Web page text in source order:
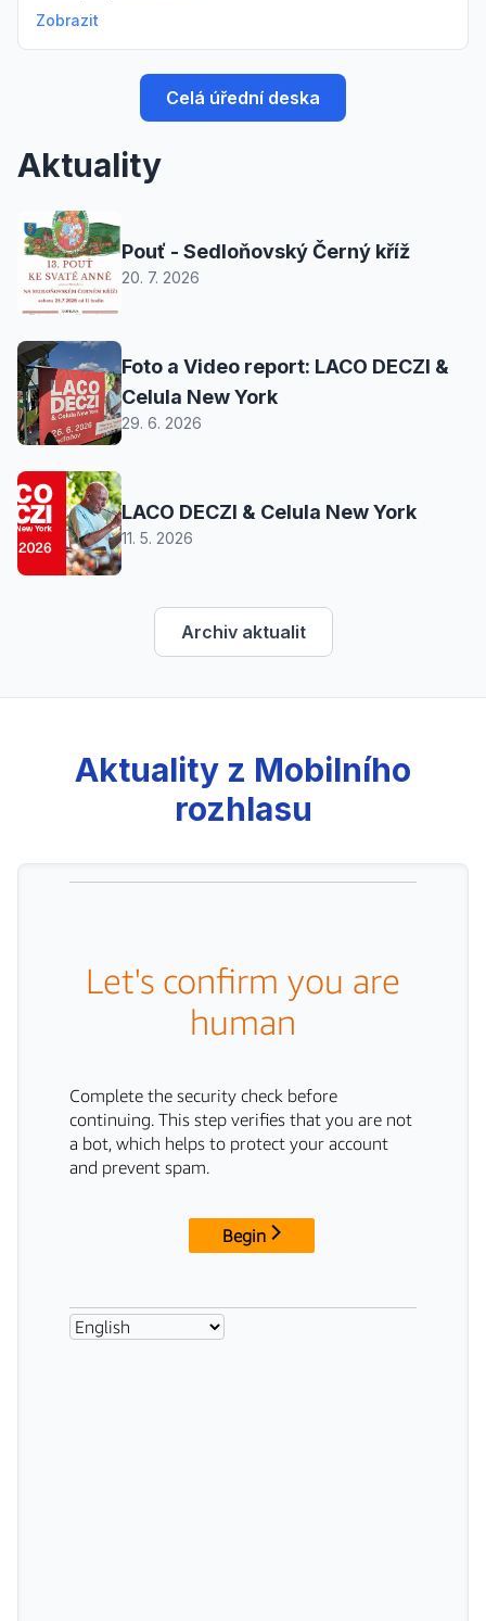
Zobrazit
Celá úřední deska
Aktuality
Pouť - Sedloňovský Černý kříž
20. 7. 2026
Foto a Video report: LACO DECZI &
Celula New York
29. 6. 2026
LACO DECZI & Celula New York
11. 5. 2026
Archiv aktualit
Aktuality z Mobilního
rozhlasu